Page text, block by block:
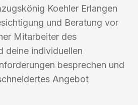
Koehler Erlangen
und Beratung vor
Mitarbeiter des
deine individuellen
besprechen und
Angebot